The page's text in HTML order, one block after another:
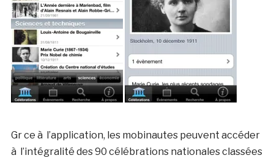
Gr ce à l’application, les mobinautes peuvent accéder
à l’intégralité des 90 célébrations nationales classées